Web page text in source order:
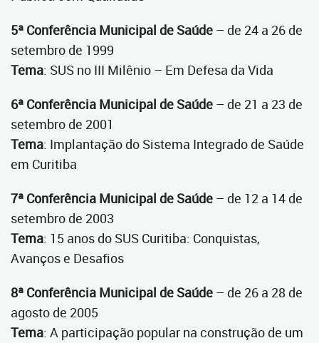
5ª Conferência Municipal de Saúde – de 24 a 26 de
setembro de 1999
Tema: SUS no III Milênio – Em Defesa da Vida
6ª Conferência Municipal de Saúde – de 21 a 23 de
setembro de 2001
Tema: Implantação do Sistema Integrado de Saúde
em Curitiba
7ª Conferência Municipal de Saúde – de 12 a 14 de
setembro de 2003
Tema: 15 anos do SUS Curitiba: Conquistas,
Avanços e Desafios
8ª Conferência Municipal de Saúde – de 26 a 28 de
agosto de 2005
Tema: A participação popular na construção de um